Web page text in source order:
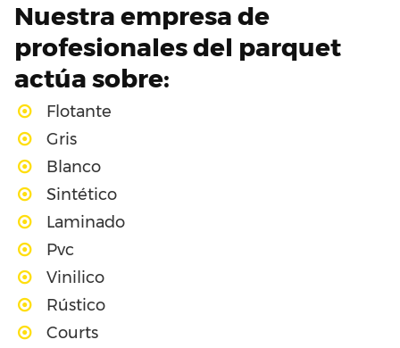
Nuestra empresa de
profesionales del parquet
actúa sobre:
Flotante
Gris
Blanco
Sintético
Laminado
Pvc
Vinilico
Rústico
Courts